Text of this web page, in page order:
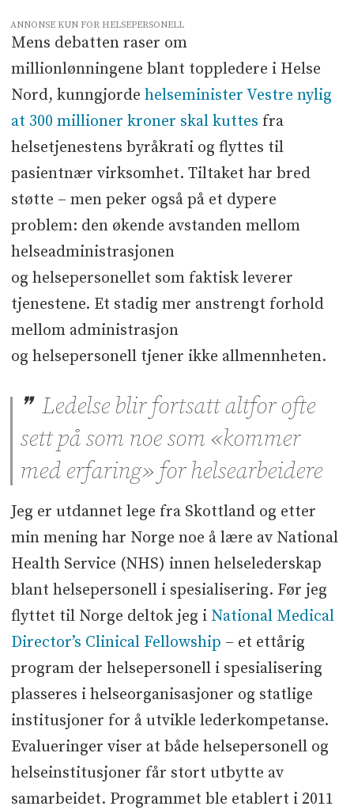
ANNONSE KUN FOR HELSEPERSONELL
Mens debatten raser om
millionlønningene blant toppledere i Helse
Nord, kunngjorde helseminister Vestre nylig
at 300 millioner kroner skal kuttes fra
helsetjenestens byråkrati og flyttes til
pasientnær virksomhet. Tiltaket har bred
støtte – men peker også på et dypere
problem: den økende avstanden mellom
helseadministrasjonen
og helsepersonellet som faktisk leverer
tjenestene. Et stadig mer anstrengt forhold
mellom administrasjon
og helsepersonell tjener ikke allmennheten.
Ledelse blir fortsatt altfor ofte
sett på som noe som «kommer
med erfaring» for helsearbeidere
Jeg er utdannet lege fra Skottland og etter
min mening har Norge noe å lære av National
Health Service (NHS) innen helselederskap
blant helsepersonell i spesialisering. Før jeg
flyttet til Norge deltok jeg i National Medical
Director’s Clinical Fellowship – et ettårig
program der helsepersonell i spesialisering
plasseres i helseorganisasjoner og statlige
institusjoner for å utvikle lederkompetanse.
Evalueringer viser at både helsepersonell og
helseinstitusjoner får stort utbytte av
samarbeidet. Programmet ble etablert i 2011